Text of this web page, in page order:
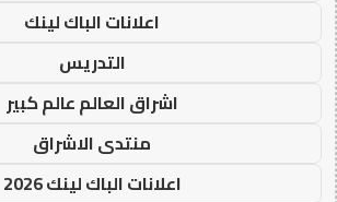
اعلانات الباك لينك
التدريس
اشراق العالم عالم كبير
منتدى الاشراق
اعلانات الباك لينك 2026